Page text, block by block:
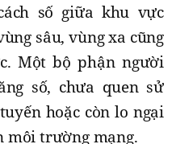
số giữa khu vực
sâu, vùng xa cũng
Một bộ phận người
số, chưa quen sử
hoặc còn lo ngại
môi trường mạng.